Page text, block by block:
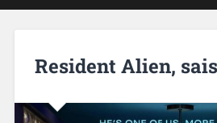
Resident Alien,